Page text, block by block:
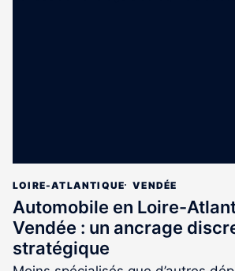
LOIRE-ATLANTIQUE VENDÉE
Automobile en Loire-
Vendée : un ancrage
stratégique